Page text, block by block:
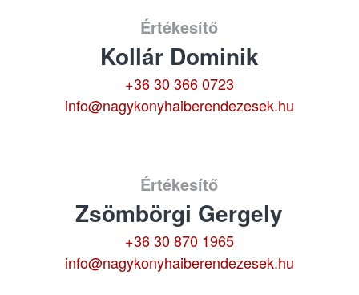
Értékesítő
Kollár Dominik
+36 30 366 0723
info@nagykonyhaiberendezesek.hu
Értékesítő
Zsömbörgi Gergely
+36 30 870 1965
info@nagykonyhaiberendezesek.hu